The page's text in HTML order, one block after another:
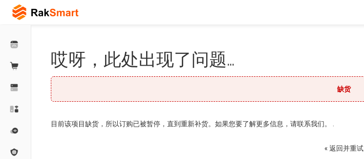
哎呀，此处出现了问题…
缺货
目前该项目缺货，所以订购已被暂停，直到重新补货。如果您要了解更多信息，请联系我们。 .
« 返回并重试